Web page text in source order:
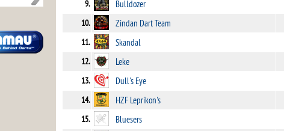
9.
Bulldozer
10.
Zindan Dart Team
11.
Skandal
12.
Leke
13.
Dull's Eye
14.
HZF Leprikon's
15.
Bluesers